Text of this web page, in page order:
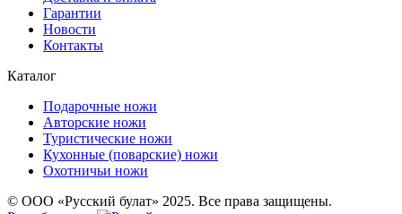
Гарантии
Новости
Контакты
Каталог
Подарочные ножи
Авторские ножи
Туристические ножи
Кухонные (поварские) ножи
Охотничьи ножи
© ООО «Русский булат» 2025. Все права защищены.